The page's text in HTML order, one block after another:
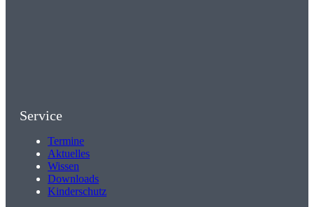
Service
Termine
Aktuelles
Wissen
Downloads
Kinderschutz